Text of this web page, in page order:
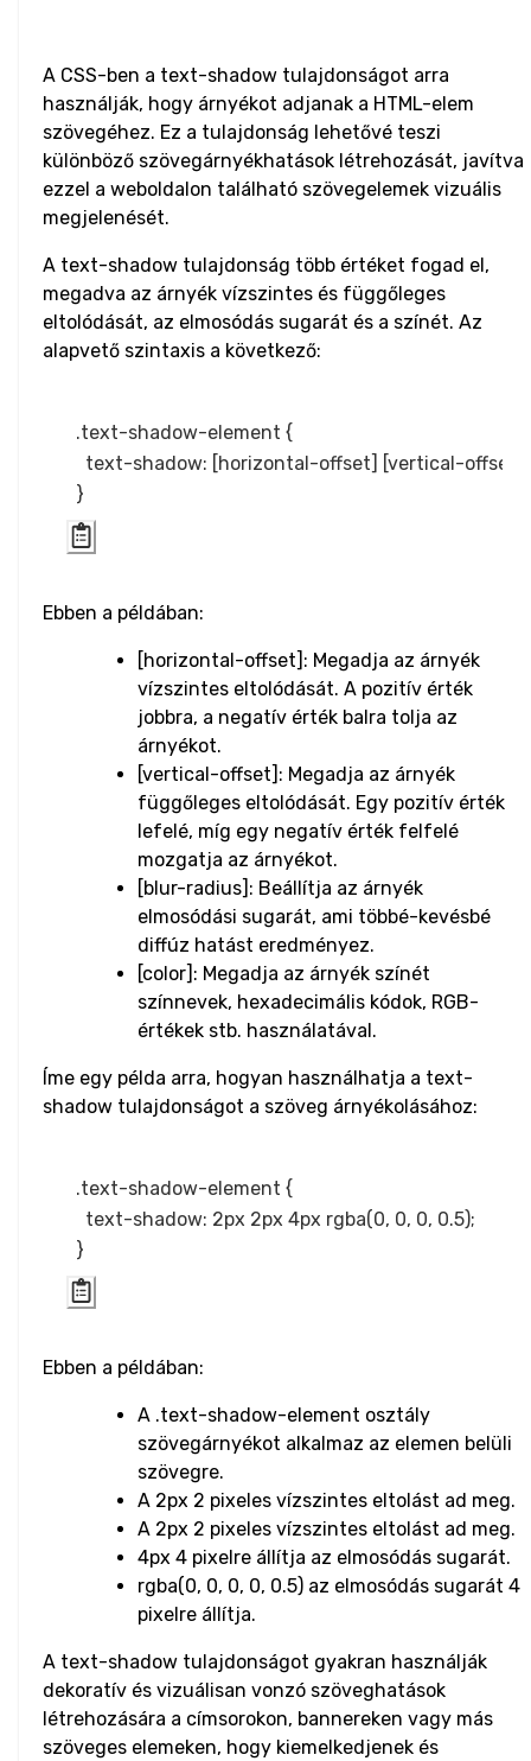
Word Spacing
Transform
Perspective
Skew
Translate
HTML
Input
Input Button
& Radio
Input Date &
Input Image
Input Number
Input Password
Input Range
Input Submit
Input Telephone
Text
Bi-directional
Override
A CSS-ben a text-shadow tulajdonságot arra
használják, hogy árnyékot adjanak a HTML-elem
szövegéhez. Ez a tulajdonság lehetővé teszi
különböző szövegárnyékhatások létrehozását, javítva
ezzel a weboldalon található szövegelemek vizuális
megjelenését.
A text-shadow tulajdonság több értéket fogad el,
megadva az árnyék vízszintes és függőleges
eltolódását, az elmosódás sugarát és a színét. Az
alapvető szintaxis a következő:
.text-shadow-element {
text-shadow: [horizontal-offset] [vertical-offset]
Ebben a példában:
[horizontal-offset]: Megadja az árnyék
vízszintes eltolódását. A pozitív érték
jobbra, a negatív érték balra tolja az
árnyékot.
[vertical-offset]: Megadja az árnyék
függőleges eltolódását. Egy pozitív érték
lefelé, míg egy negatív érték felfelé
mozgatja az árnyékot.
[blur-radius]: Beállítja az árnyék
elmosódási sugarát, ami többé-kevésbé
diffúz hatást eredményez.
[color]: Megadja az árnyék színét
színnevek, hexadecimális kódok, RGB-
értékek stb. használatával.
Íme egy példa arra, hogyan használhatja a text-
shadow tulajdonságot a szöveg árnyékolásához:
.text-shadow-element {
  text-shadow: 2px 2px 4px rgba(0, 0, 0, 0.5);
Ebben a példában:
A .text-shadow-element osztály
szövegárnyékot alkalmaz az elemen belüli
szövegre.
A 2px 2 pixeles vízszintes eltolást ad meg.
A 2px 2 pixeles vízszintes eltolást ad meg.
4px 4 pixelre állítja az elmosódás sugarát.
rgba(0, 0, 0, 0, 0.5) az elmosódás sugarát 4
pixelre állítja.
A text-shadow tulajdonságot gyakran használják
dekoratív és vizuálisan vonzó szöveghatások
létrehozására a címsorokon, bannereken vagy más
szöveges elemeken, hogy kiemelkedjenek és